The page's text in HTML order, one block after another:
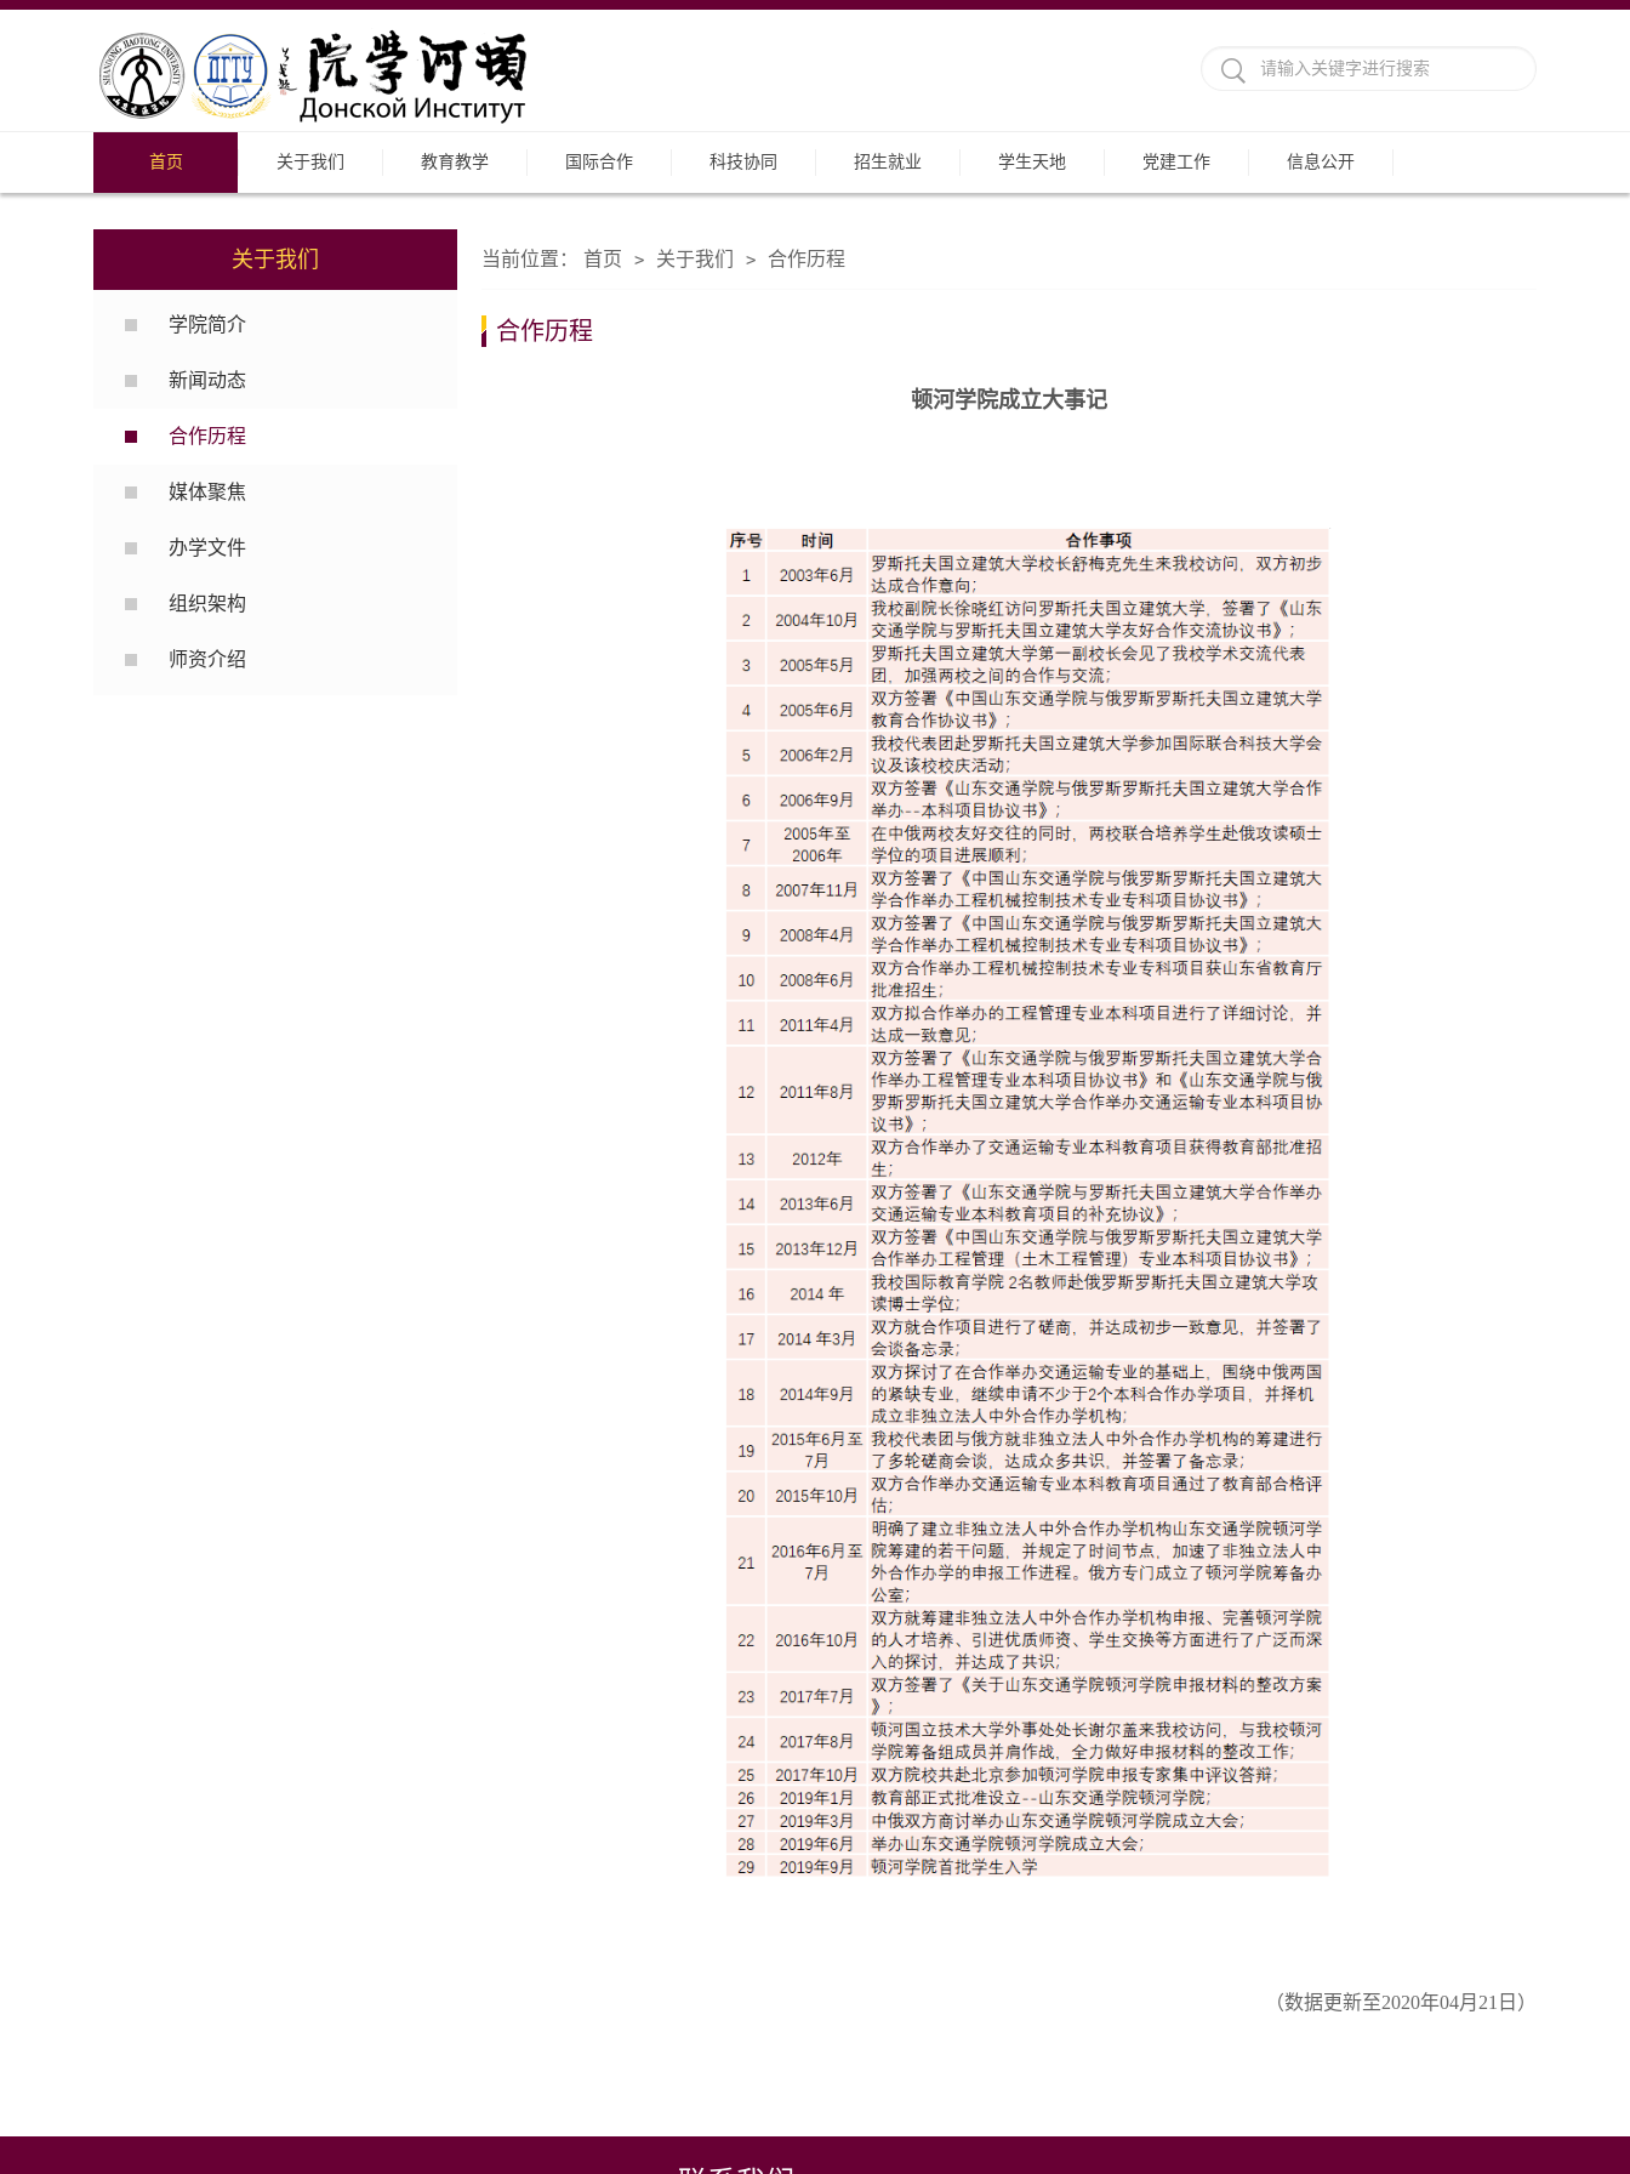
首页 关于我们 教育教学 国际合作 科技协同 招生就业 学生天地 党建工作 信息公开
关于我们
学院简介
新闻动态
合作历程
媒体聚焦
办学文件
组织架构
师资介绍
当前位置： 首页 > 关于我们 > 合作历程
合作历程
顿河学院成立大事记
（数据更新至2020年04月21日）